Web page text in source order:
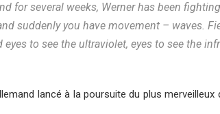
for several weeks, Werner has been
suddenly you have movement – waves.
to see the ultraviolet, eyes to see the
lancé à la poursuite du plus merveilleux